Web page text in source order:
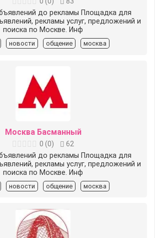
до рекламы Площадка для
рекламы услуг, предложений и
поиска по Москве. Инф
новости общение москва
Москва Басманный
0 (0)
62
до рекламы Площадка для
рекламы услуг, предложений и
поиска по Москве. Инф
новости общение москва